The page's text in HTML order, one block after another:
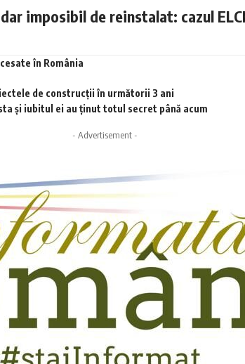
imposibil de reinstalat: cazul
în România
de construcții în următorii 3 ani
și iubitul ei au ținut totul secret până acum
- Advertisement -